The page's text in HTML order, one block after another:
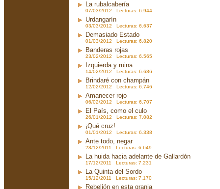
La rubalcabería
07/03/2012 Lecturas: 6.944
Urdangarín
03/03/2012 Lecturas: 6.637
Demasiado Estado
01/03/2012 Lecturas: 6.820
Banderas rojas
23/02/2012 Lecturas: 6.565
Izquierda y ruina
14/02/2012 Lecturas: 6.686
Brindaré con champán
12/02/2012 Lecturas: 6.746
Amanecer rojo
06/02/2012 Lecturas: 6.707
El País, como el culo
26/01/2012 Lecturas: 7.082
¡Qué cruz!
01/01/2012 Lecturas: 6.338
Ante todo, negar
28/12/2011 Lecturas: 6.649
La huida hacia adelante de Gallardón
17/12/2011 Lecturas: 7.231
La Quinta del Sordo
15/12/2011 Lecturas: 7.170
Rebelión en esta granja